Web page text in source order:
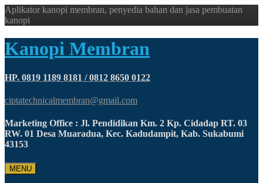
Aplikator kanopi membran, penyedia bahan dan jasa pembuatan
kanopi
Kanopi Membran
HP. 0819 1189 8181 / 0812 8650 0122
ciptatechnicalmembran@gmail.com
Marketing Office : Jl. Pendidikan Km. 2 Kp. Cidadap RT. 03
RW. 01 Desa Muaradua, Kec. Kadudampit, Kab. Sukabumi
43153
MENU